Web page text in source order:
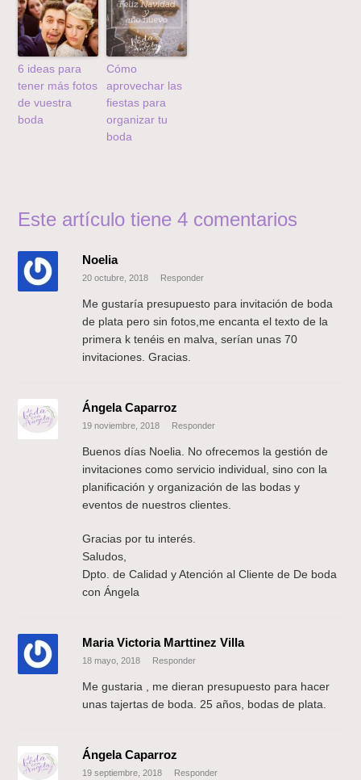
6 ideas para
tener más fotos
de vuestra
boda
Cómo
aprovechar las
fiestas para
organizar tu
boda
Este artículo tiene 4 comentarios
Noelia
20 octubre, 2018 Responder
Me gustaría presupuesto para invitación de boda
de plata pero sin fotos,me encanta el texto de la
primera k tenéis en malva, serían unas 70
invitaciones. Gracias.
Ángela Caparroz
19 noviembre, 2018 Responder
Buenos días Noelia. No ofrecemos la gestión de
invitaciones como servicio individual, sino con la
planificación y organización de las bodas y
eventos de nuestros clientes.
Gracias por tu interés.
Saludos,
Dpto. de Calidad y Atención al Cliente de De boda
con Ángela
Maria Victoria Marttinez Villa
18 mayo, 2018 Responder
Me gustaria , me dieran presupuesto para hacer
unas tajertas de boda. 25 años, bodas de plata.
Ángela Caparroz
19 septiembre, 2018 Responder